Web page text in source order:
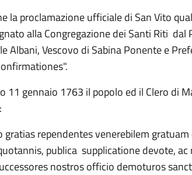
la proclamazione ufficiale di San Vito
alla Congregazione dei Santi Riti dal
Albani, Vescovo di Sabina Ponente e
11 gennaio 1763 il popolo ed il Clero di
gratias rependentes venerebilem
publica supplicatione devote,
nostros officio demoturos